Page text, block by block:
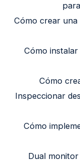
Cómo crear
Cómo
Cómo
Inspeccionar
Cómo
Dual